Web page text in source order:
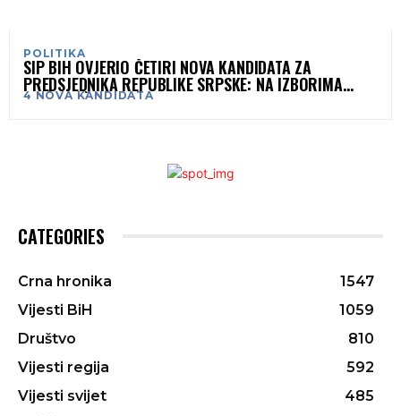
POLITIKA
SIP BIH OVJERIO ČETIRI NOVA KANDIDATA ZA
PREDSJEDNIKA REPUBLIKE SRPSKE: NA IZBORIMA
UKUPNO ŠEST IMENA U UTRCI ZA FOTELJU
4 NOVA KANDIDATA
CATEGORIES
Crna hronika
1547
Vijesti BiH
1059
Društvo
810
Vijesti regija
592
Vijesti svijet
485